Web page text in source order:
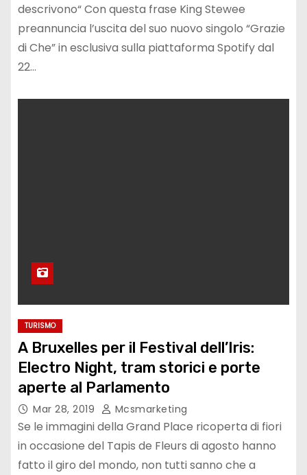
descrivono“ Con questa frase King Stewee
preannuncia l’uscita del suo nuovo singolo “Grazie
di Che” in esclusiva sulla piattaforma Spotify dal
22…
TURISMO
A Bruxelles per il Festival dell’Iris:
Electro Night, tram storici e porte
aperte al Parlamento
Mar 28, 2019 Mcsmarketing
Se le immagini della Grand Place ricoperta di fiori
in occasione del Tapis de Fleurs di agosto hanno
fatto il giro del mondo, non tutti sanno che a